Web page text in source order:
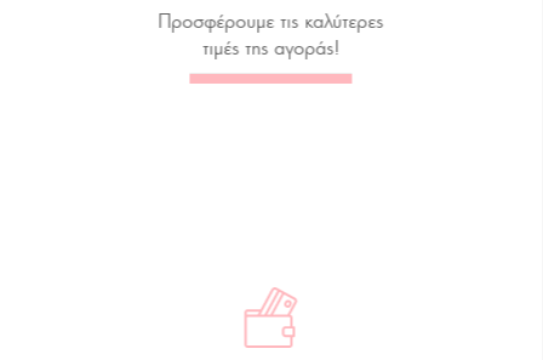
Προσφέρουμε τις καλύτερες
τιμές της αγοράς!